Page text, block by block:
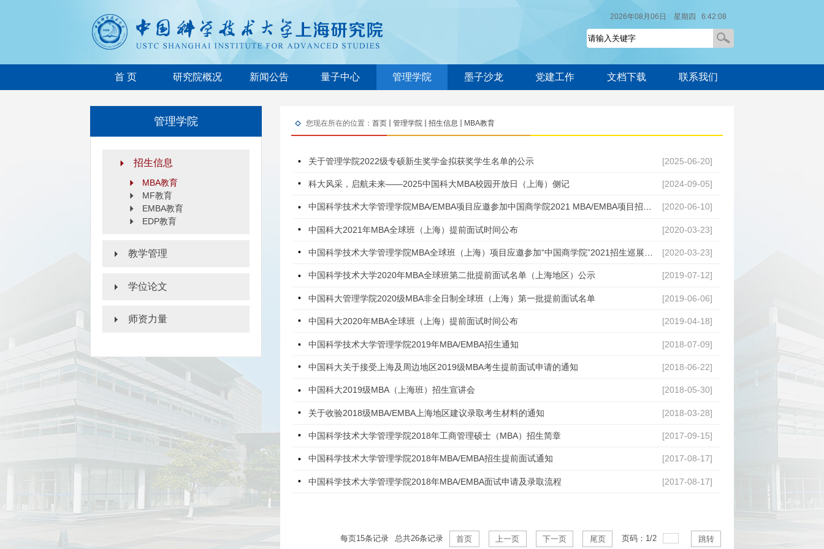
2026年08月06日 星期四 6:42:08
首 页 研究院概况 新闻公告 量子中心 管理学院 墨子沙龙 党建工作 文档下载 联系我们
管理学院
招生信息
MBA教育
MF教育
EMBA教育
EDP教育
教学管理
学位论文
师资力量
您现在所在的位置： 首页 管理学院 招生信息 MBA教育
关于管理学院2022级专硕新生奖学金拟获奖学生名单的公示 [2025-06-20]
科大风采，启航未来——2025中国科大MBA校园开放日（上海）侧记 [2024-09-05]
中国科学技术大学管理学院MBA/EMBA项目应邀参加中国商学院2021 MBA/EMBA项目招生巡展江浙沪院校专场 [2020-06-10]
中国科大2021年MBA全球班（上海）提前面试时间公布 [2020-03-23]
[2020-03-23]
中国科学技术大学2020年MBA全球班第二批提前面试名单（上海地区）公示 [2019-07-12]
中国科大管理学院2020级MBA非全日制全球班（上海）第一批提前面试名单 [2019-06-06]
中国科大2020年MBA全球班（上海）提前面试时间公布 [2019-04-18]
中国科学技术大学管理学院2019年MBA/EMBA招生通知 [2018-07-09]
中国科大关于接受上海及周边地区2019级MBA考生提前面试申请的通知 [2018-06-22]
中国科大2019级MBA（上海班）招生宣讲会 [2018-05-30]
关于收验2018级MBA/EMBA上海地区建议录取考生材料的通知 [2018-03-28]
中国科学技术大学管理学院2018年工商管理硕士（MBA）招生简章 [2017-09-15]
中国科学技术大学管理学院2018年MBA/EMBA招生提前面试通知 [2017-08-17]
中国科学技术大学管理学院2018年MBA/EMBA面试申请及录取流程 [2017-08-17]
每页15条记录 总共26条记录 首页 上一页 下一页 尾页 页码： 1/2 跳转